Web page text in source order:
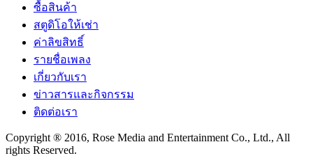
ซื้อสินค้า
สตูดิโอให้เช่า
ค่าลิขสิทธิ์
รายชื่อเพลง
เกี่ยวกับเรา
ข่าวสารและกิจกรรม
ติดต่อเรา
Copyright ® 2016, Rose Media and Entertainment Co., Ltd., All
rights Reserved.